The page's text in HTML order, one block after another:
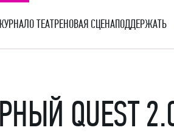
О ТЕАТРЕНОВАЯ СЦЕНАПОДДЕРЖАТЬ
QUEST